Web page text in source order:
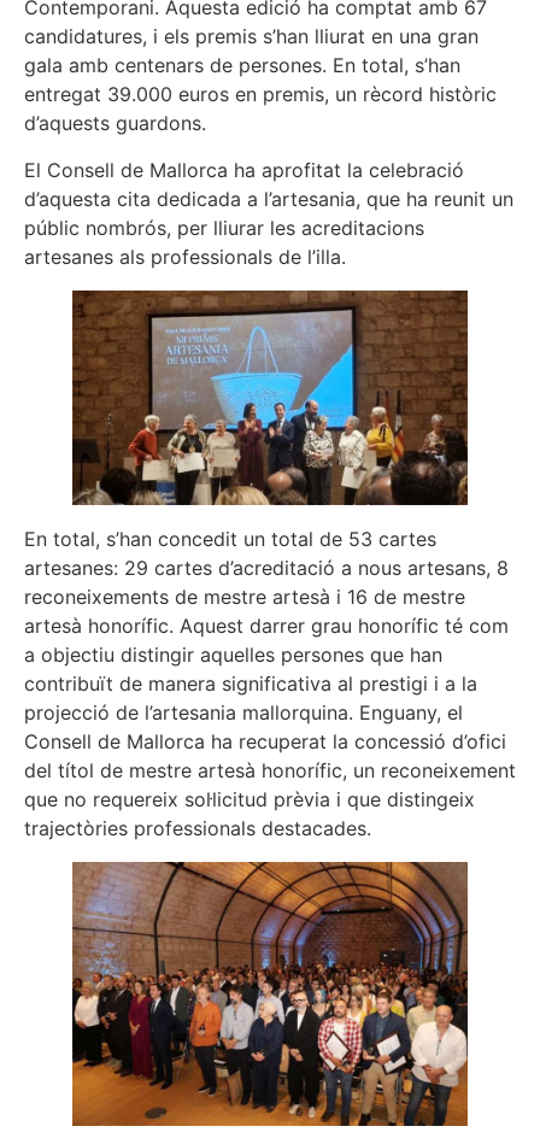
Contemporani. Aquesta edició ha comptat amb 67
candidatures, i els premis s’han lliurat en una gran
gala amb centenars de persones. En total, s’han
entregat 39.000 euros en premis, un rècord històric
d’aquests guardons.
El Consell de Mallorca ha aprofitat la celebració
d’aquesta cita dedicada a l’artesania, que ha reunit un
públic nombrós, per lliurar les acreditacions
artesanes als professionals de l’illa.
En total, s’han concedit un total de 53 cartes
artesanes: 29 cartes d’acreditació a nous artesans, 8
reconeixements de mestre artesà i 16 de mestre
artesà honorífic. Aquest darrer grau honorífic té com
a objectiu distingir aquelles persones que han
contribuït de manera significativa al prestigi i a la
projecció de l’artesania mallorquina. Enguany, el
Consell de Mallorca ha recuperat la concessió d’ofici
del títol de mestre artesà honorífic, un reconeixement
que no requereix sol·licitud prèvia i que distingeix
trajectòries professionals destacades.